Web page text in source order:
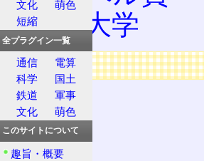
京都大学
広告
文化
萌色
短縮
全プラグイン一覧
通信
電算
科学
国土
鉄道
軍事
文化
萌色
このサイトについて
趣旨・概要